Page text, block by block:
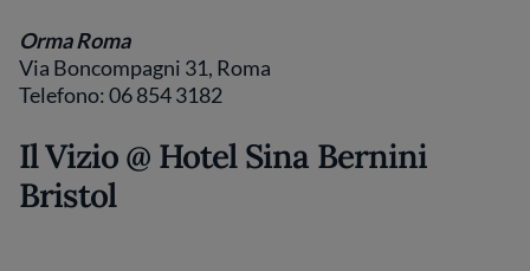
Orma Roma
Via Boncompagni 31, Roma
Telefono: 06 854 3182
Il Vizio @ Hotel Sina Bernini
Bristol